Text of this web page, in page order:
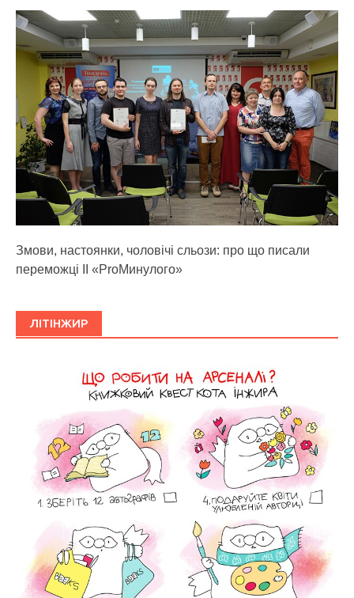
Змови, настоянки, чоловічі сльози: про що писали
переможці ІІ «ProМинулого»
ЛІТІНЖИР